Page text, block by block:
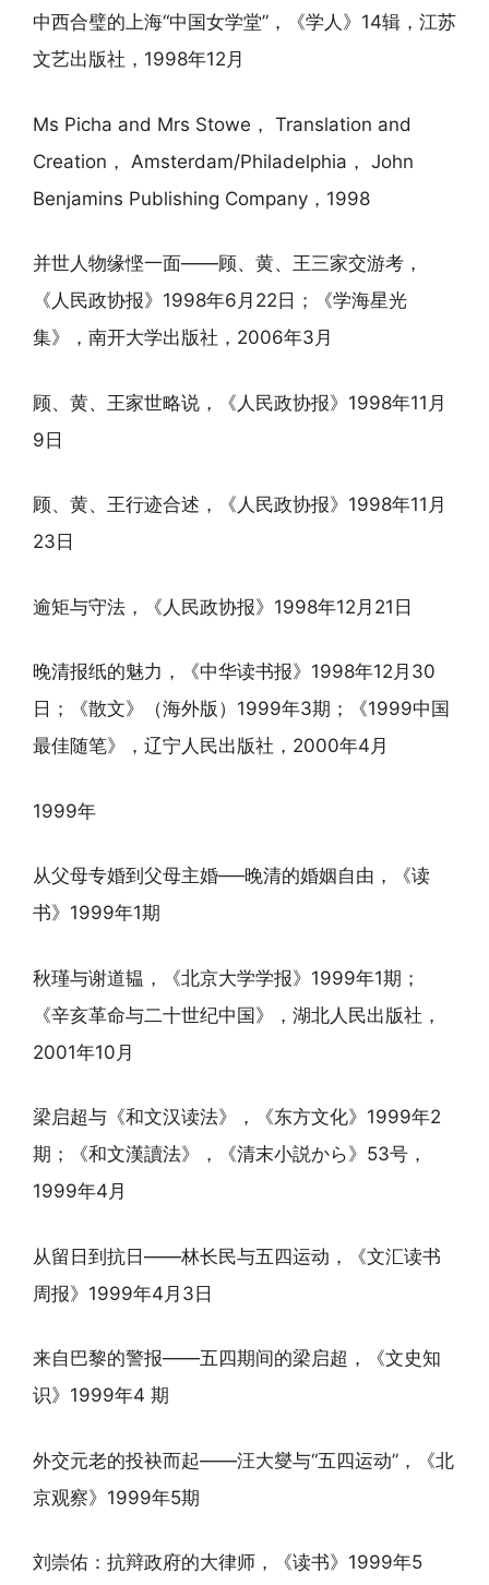
中西合璧的上海“中国女学堂”，《学人》14辑，江苏
文艺出版社，1998年12月
Ms Picha and Mrs Stowe， Translation and
Creation， Amsterdam/Philadelphia， John
Benjamins Publishing Company，1998
并世人物缘悭一面——顾、黄、王三家交游考，
《人民政协报》1998年6月22日；《学海星光
集》，南开大学出版社，2006年3月
顾、黄、王家世略说，《人民政协报》1998年11月
9日
顾、黄、王行迹合述，《人民政协报》1998年11月
23日
逾矩与守法，《人民政协报》1998年12月21日
晚清报纸的魅力，《中华读书报》1998年12月30
日；《散文》（海外版）1999年3期；《1999中国
最佳随笔》，辽宁人民出版社，2000年4月
1999年
从父母专婚到父母主婚──晚清的婚姻自由，《读
书》1999年1期
秋瑾与谢道韫，《北京大学学报》1999年1期；
《辛亥革命与二十世纪中国》，湖北人民出版社，
2001年10月
梁启超与《和文汉读法》，《东方文化》1999年2
期；《和文漢讀法》，《清末小説から》53号，
1999年4月
从留日到抗日——林长民与五四运动，《文汇读书
周报》1999年4月3日
来自巴黎的警报——五四期间的梁启超，《文史知
识》1999年4 期
外交元老的投袂而起——汪大燮与“五四运动”，《北
京观察》1999年5期
刘崇佑：抗辩政府的大律师，《读书》1999年5